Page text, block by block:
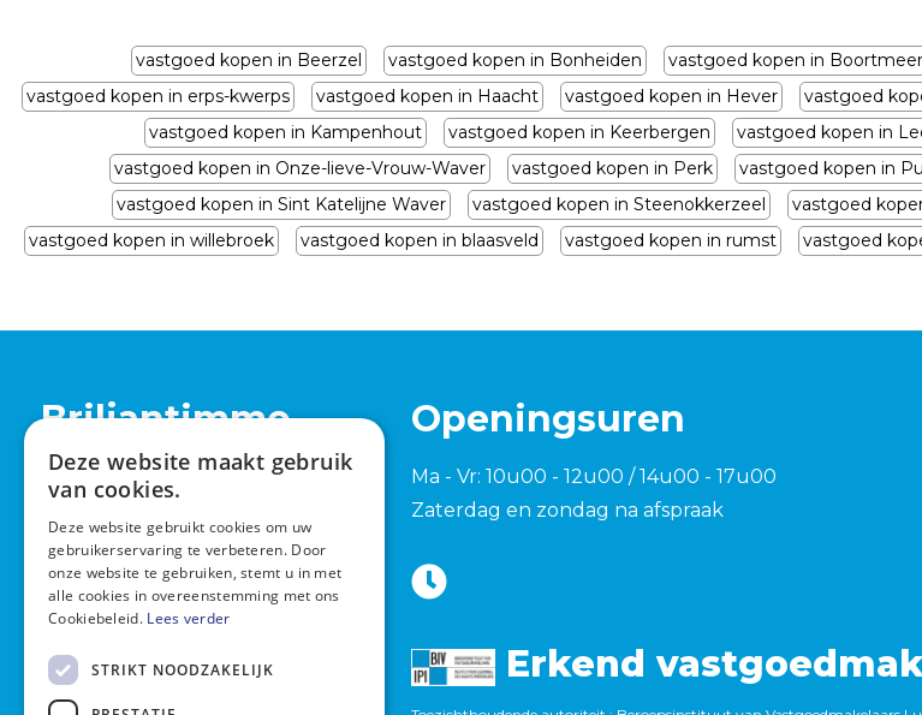
vastgoed kopen in Beerzel vastgoed kopen in Bonheiden vastgoed kopen in
vastgoed kopen in erps-kwerps
vastgoed kopen in Haacht vastgoed kopen in Hever vastgoed
vastgoed kopen in Kampenhout
vastgoed kopen in Keerbergen vastgoed kopen in
vastgoed kopen in Onze-lieve-Vrouw-Waver
vastgoed kopen in Perk vastgoed kopen in
vastgoed kopen in Sint Katelijne Waver
vastgoed kopen in Steenokkerzeel vastgoed
vastgoed kopen in willebroek
vastgoed kopen in blaasveld vastgoed kopen in rumst vastgoed
Briljantimmo
Tervuursesteenweg 762
+32 15 420 277
info@briljantimmo.be
Openingsuren
Ma - Vr: 10u00 - 12u00 / 14u00 - 17u00
Zaterdag en zondag na afspraak
Erkend
Deze website maakt gebruik
van cookies.
Deze website gebruikt cookies om uw
gebruikerservaring te verbeteren. Door
onze website te gebruiken, stemt u in met
alle cookies in overeenstemming met ons
Cookiebeleid. Lees verder
STRIKT NOODZAKELIJK